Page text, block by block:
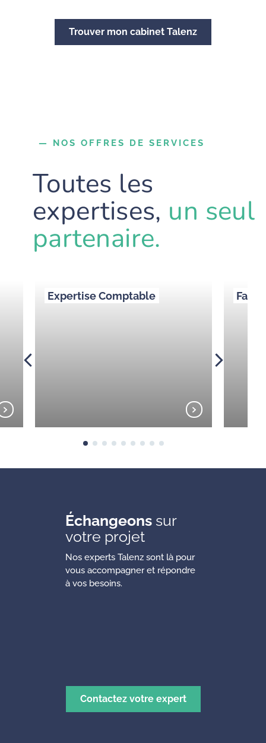
Trouver mon cabinet Talenz
— NOS OFFRES DE SERVICES
Toutes les
expertises, un seul
partenaire.
Expertise Comptable
Échangeons sur
votre projet
Nos experts Talenz sont là pour
vous accompagner et répondre
à vos besoins.
Contactez votre expert